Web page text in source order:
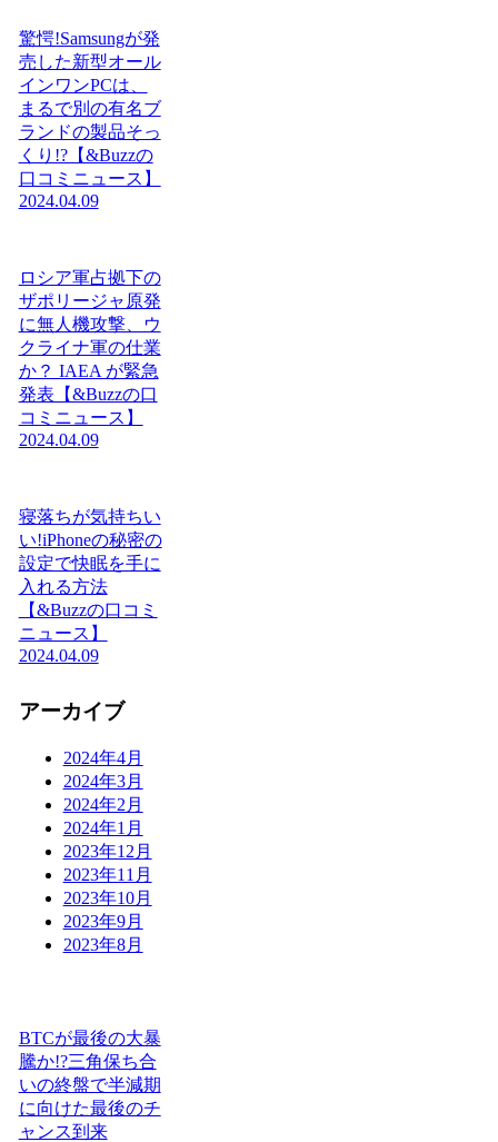
驚愕!Samsungが発
売した新型オール
インワンPCは、
まるで別の有名ブ
ランドの製品そっ
くり!?【&Buzzの
口コミニュース】
2024.04.09
ロシア軍占拠下の
ザポリージャ原発
に無人機攻撃、ウ
クライナ軍の仕業
か？ IAEA が緊急
発表【&Buzzの口
コミニュース】
2024.04.09
寝落ちが気持ちい
い!iPhoneの秘密の
設定で快眠を手に
入れる方法
【&Buzzの口コミ
ニュース】
2024.04.09
アーカイブ
2024年4月
2024年3月
2024年2月
2024年1月
2023年12月
2023年11月
2023年10月
2023年9月
2023年8月
BTCが最後の大暴
騰か!?三角保ち合
いの終盤で半減期
に向けた最後のチ
ャンス到来